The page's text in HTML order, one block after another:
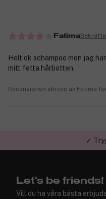
Fatima
Helt ok schampoo men jag
mitt fetta hårbotten.
Recensionen skrevs av Fatima
✓
Let's be friends!
Vill du ha våra bästa